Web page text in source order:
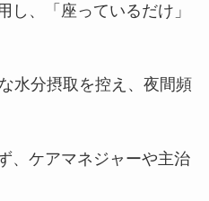
し、「座っているだけ」
水分摂取を控え、夜間頻
、ケアマネジャーや主治